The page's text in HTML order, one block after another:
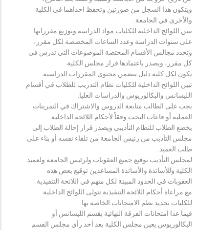
ويتكون هذا السجل من صورتين وتحفظ احداهما في الكلية
والأخرى في الجامعة.
تبين اللوائح الداخلية للكليات مواد الدراسة وتوزيع مقرراتها
على سنوات الدراسة وعدد الساعات المخصصة لكل مقرر،
وتحدد مجالس الأقسام المختصة الموضوعات التي تدرس في
كل مقرر، ويصدر باعتمادها قرار مجلس الكلية.
يكون لكل كلية دليل يتضمن محتوى المقررات الدراسية.
تبين اللوائح الداخلية للكليات نظام التدريب للطلاب في أقسام
الليسانس والبكالوريوس والدراسات العليا.
يجب على الطالب متابعة الدروس والاشتراك في التمرينات
العملية أو قاعات البحث وفقاً لأحكام اللائحة الداخلية.
يخضع الطلاب للنظام التأديبي ويصدر قرار إحالة الطلاب إلى
مجلس التأديب من رئيس الجامعة من تلقاء نفسه أو بناء على
طلب العميد.
لمجلس التأديب توقيع جميع العقوبات ولرئيس الجامعة ولعميد
الكلية وللأساتذة والأساتذة المساعدين توقيع بعض هذه
العقوبات في الحدود المبينة لكل منهم في اللائحة التنفيذية.
مع مراعاة أحكام اللائحة التنفيذية تتولى اللوائح الداخلية
للكليات تحديد نظم الامتحانات الخاصة بها.
فيما عدا امتحانات الفرقة النهائية بقسم الليسانس أو
البكالوريوس يعين مجلس الكلية بعد أخذ رأي مجلس القسم